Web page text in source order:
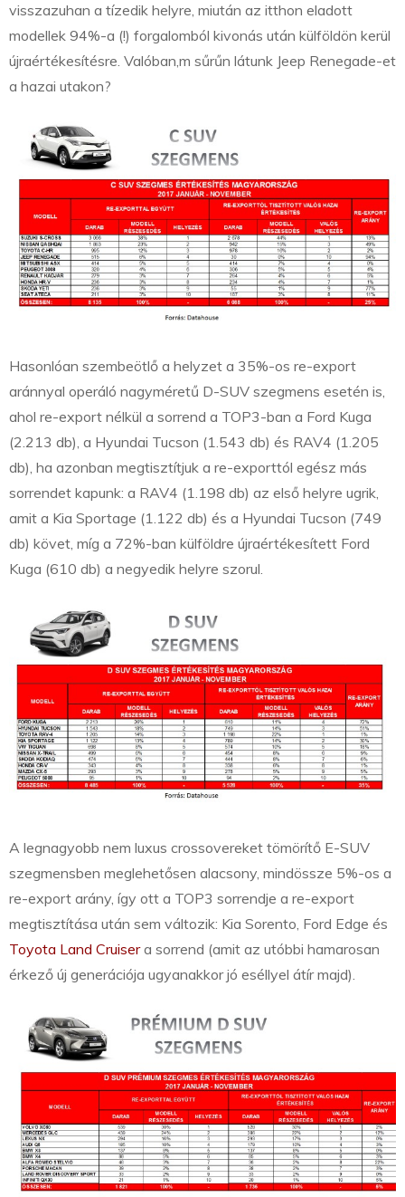
visszazuhan a tízedik helyre, miután az itthon eladott
modellek 94%-a (!) forgalomból kivonás után külföldön kerül
újraértékesítésre. Valóban,m sűrűn látunk Jeep Renegade-et
a hazai utakon?
Hasonlóan szembeötlő a helyzet a 35%-os re-export
aránnyal operáló nagyméretű D-SUV szegmens esetén is,
ahol re-export nélkül a sorrend a TOP3-ban a Ford Kuga
(2.213 db), a Hyundai Tucson (1.543 db) és RAV4 (1.205
db), ha azonban megtisztítjuk a re-exporttól egész más
sorrendet kapunk: a RAV4 (1.198 db) az első helyre ugrik,
amit a Kia Sportage (1.122 db) és a Hyundai Tucson (749
db) követ, míg a 72%-ban külföldre újraértékesített Ford
Kuga (610 db) a negyedik helyre szorul.
A legnagyobb nem luxus crossovereket tömörítő E-SUV
szegmensben meglehetősen alacsony, mindössze 5%-os a
re-export arány, így ott a TOP3 sorrendje a re-export
megtisztítása után sem változik: Kia Sorento, Ford Edge és
Toyota Land Cruisera sorrend (amit az utóbbi hamarosan
érkező új generációja ugyanakkor jó eséllyel átír majd).